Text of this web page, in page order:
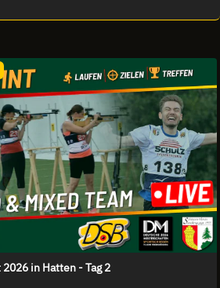
2026 in Hatten - Tag 2